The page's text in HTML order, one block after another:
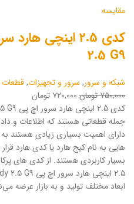
مقایسه
2.5 G9
شبکه و سرور, سرور و تجهیزات,قطعات
۷۵۰,۰۰۰ تومان
۷۲۰,۰۰۰ تومان
جمله قطعاتی هستند که اطلاعات و
دارای اهمیت بسیاری زیادی هستند
هایی به نام کیج هارد یا کدی هارد
بسیار کاربردی هستند. از کدی های
ابعاد مختلف تولید و به بازار عرضه